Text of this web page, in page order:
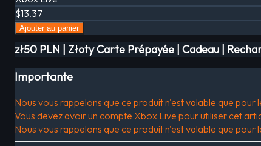
$13.37
Ajouter au panier
zł50 PLN | Złoty Carte Prépayée | Cadeau |
Importante
Nous vous rappelons que ce produit n'est valable que pour
Vous devez avoir un compte Xbox Live pour utiliser cet
Nous vous rappelons que ce produit n'est valable que pour